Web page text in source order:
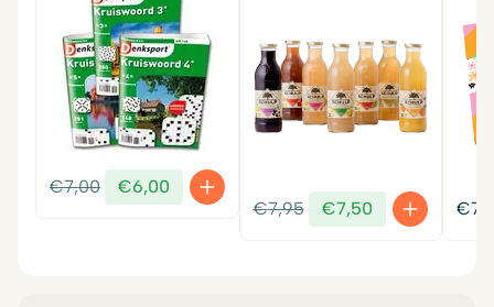
€7,00
Oorspronkelijke
prijs
€6,00
Huidige
prijs
€7,95
Oorspronkelijke
prijs
€7,50
Huidige
prijs
€